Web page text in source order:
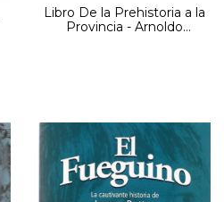
Libro De la Prehistoria a la
Provincia - Arnoldo